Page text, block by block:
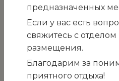
заключения
г. Ялта, пгт.
предназначенных
Если у вас есть
свяжитесь с
размещения.
Благодарим за
приятного отдыха!